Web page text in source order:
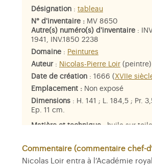
Désignation : tableau
N° d'inventaire : MV 8650
Autre(s) numéro(s) d'inventaire :
1941, INV.1850 2238
Domaine : Peintures
Auteur: Nicolas-Pierre Loir (peintre)
Date de création : 1666 ( XVIIe
Emplacement : Non exposé
Dimensions : H. 141 ; L. 184,5 ; Pr.
Ep. 11 cm.
Matière et technique : huile sur
Sculpture,Charles-François
Commentaire (commentaire chef-
Nicolas Loir entra à l’Académie